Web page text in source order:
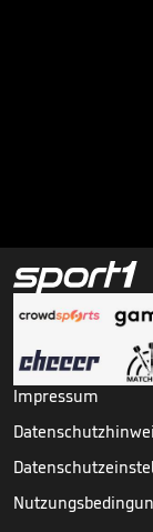
Impressum